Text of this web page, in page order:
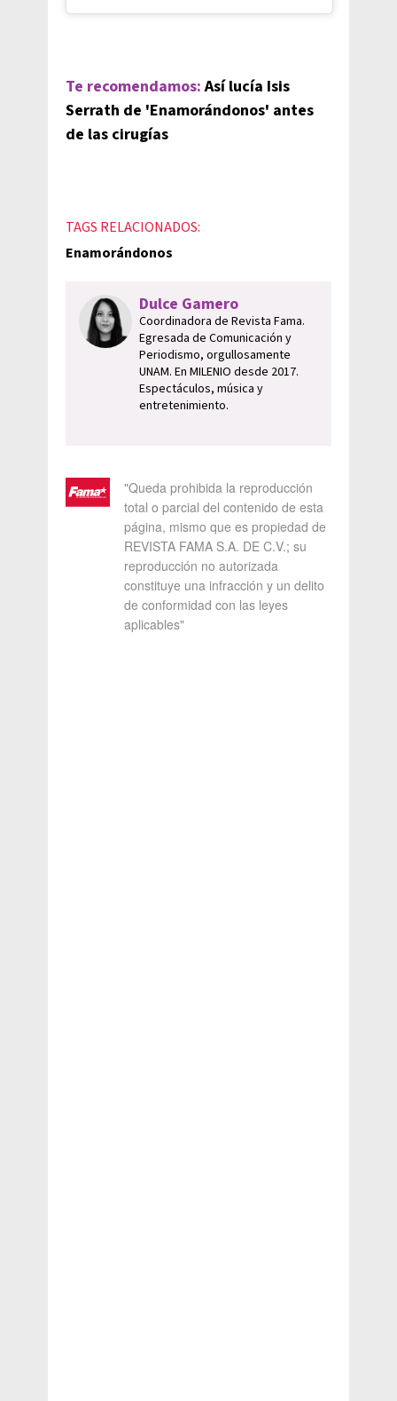
Te recomendamos: Así lucía Isis
Serrath de 'Enamorándonos' antes
de las cirugías
TAGS RELACIONADOS:
Enamorándonos
Dulce Gamero
Coordinadora de Revista Fama.
Egresada de Comunicación y
Periodismo, orgullosamente
UNAM. En MILENIO desde 2017.
Espectáculos, música y
entretenimiento.
"Queda prohibida la reproducción
total o parcial del contenido de esta
página, mismo que es propiedad de
REVISTA FAMA S.A. DE C.V.; su
reproducción no autorizada
constituye una infracción y un delito
de conformidad con las leyes
aplicables"